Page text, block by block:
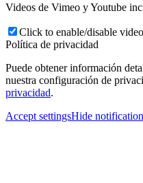
Videos de Vimeo y Youtube
Click to enable/disable
Política de privacidad
Puede obtener información
nuestra configuración de
privacidad.
Accept settingsHide